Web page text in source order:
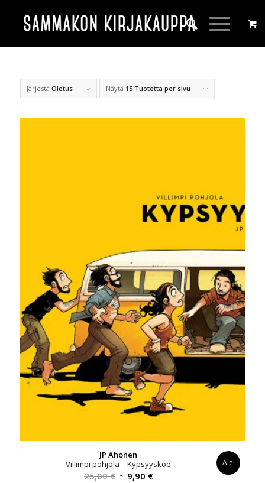
Järjestä Oletus Näytä 15 Tuotetta per sivu
JP Ahonen
Villimpi pohjola – Kypsyyskoe
25,00€ Alkuperäinen
9,90 €Nykyinen
Ale!